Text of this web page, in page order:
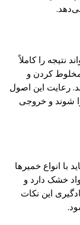
نتیجه را کاملاً
کردن و
رعایت این اصول
شوند و خروجی
با انواع خمیرها
خشک دارد و
این نکات